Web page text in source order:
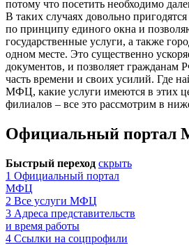
потому что посетить необходимо
В таких случаях довольно
по принципу единого окна и
государственные услуги, а также
одном месте. Это существенно
документов, и позволяет гражданам
часть времени и своих усилий. Где
МФЦ, какие услуги имеются в этих
филиалов – все это рассмотрим в
Официальный
Быстрый переход скрыть
1 Официальный портал
МФЦ
2 Все услуги МФЦ
3 Адреса представительств
и время работы
4 Ссылки на соцпрофили